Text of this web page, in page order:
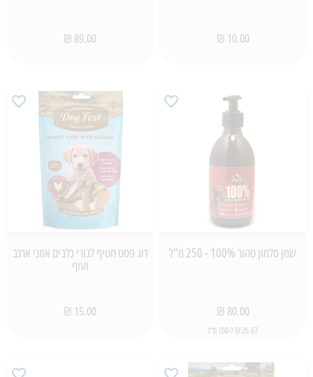
10.00 ₪
89.00 ₪
שמן סלמון טהור 100% - 250 מ"ל
80.00 ₪
26.67 ₪ ל-100 מ"ל
דוג פסט חטיף לגורי כלבים אוזני ארנב
ועוף
15.00 ₪